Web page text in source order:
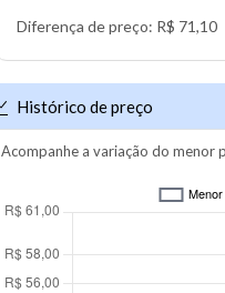
Diferença de preço: R$ 71,10
Histórico de preço
Acompanhe a variação do menor